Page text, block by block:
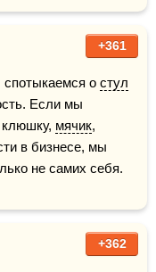
+361
о стул
Если мы
клюшку, мячик,
в бизнесе, мы
не самих себя.
+362